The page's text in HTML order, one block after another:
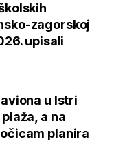
zagorskoj
upisali
u Istri
a na
planira